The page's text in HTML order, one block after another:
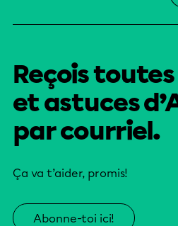
Reçois
et astuces
par courriel.
Ça va t’aider, promis!
Abonne-toi ici!